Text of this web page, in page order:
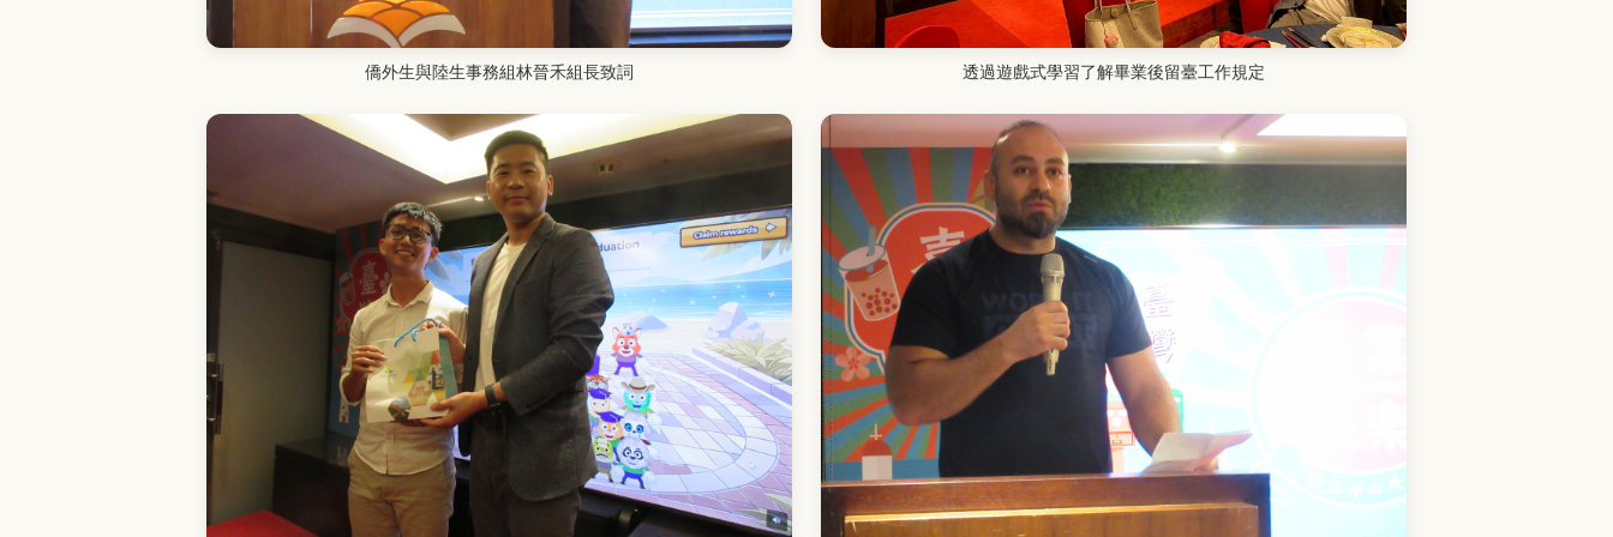
僑外生與陸生事務組林晉禾組長致詞 透過遊戲式學習了解畢業後留臺工作規定